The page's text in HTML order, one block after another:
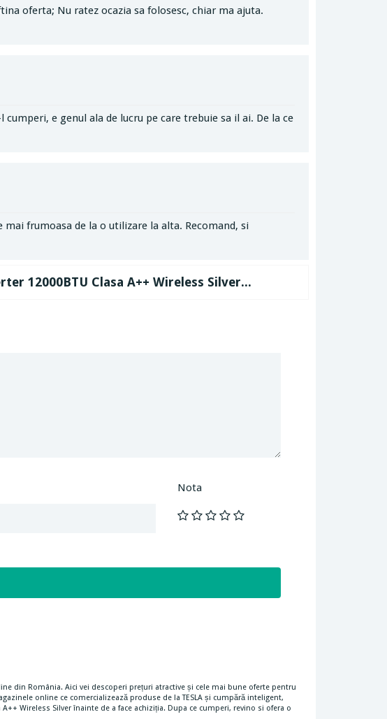
oferta; Nu ratez ocazia sa folosesc, chiar ma ajuta.
e genul ala de lucru pe care trebuie sa il ai. De la ce
frumoasa de la o utilizare la alta. Recomand, si
12000BTU Clasa A++ Wireless Silver...
Nota
din România. Aici vei descoperi prețuri atractive și cele mai bune oferte pentru
online ce comercializează produse de la TESLA și cumpără inteligent,
Wireless Silver înainte de a face achiziția. Dupa ce cumperi, revino si ofera o